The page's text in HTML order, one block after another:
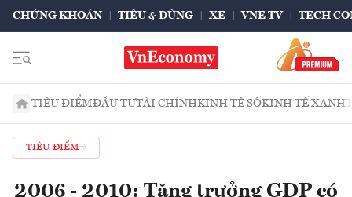
CHỨNG KHOÁN TIÊU & DÙNG XE VNE TV TECH
TIÊU ĐIỂMĐẦU TƯTÀI CHÍNHKINH TẾ SỐKINH TẾ XANH
TIÊU ĐIỂM
2006 - 2010: Tăng trưởng GDP có